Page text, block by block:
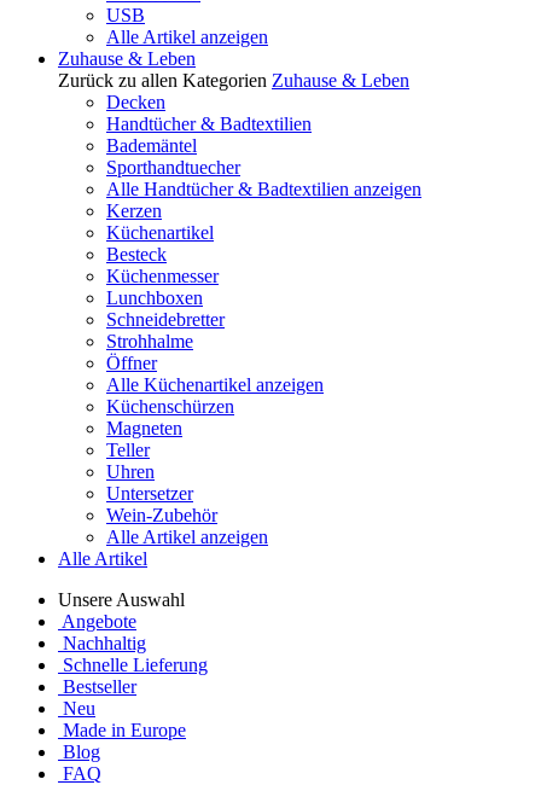
USB
Alle Artikel anzeigen
Zuhause & Leben
Zurück zu allen Kategorien Zuhause & Leben
Decken
Handtücher & Badtextilien
Bademäntel
Sporthandtuecher
Alle Handtücher & Badtextilien anzeigen
Kerzen
Küchenartikel
Besteck
Küchenmesser
Lunchboxen
Schneidebretter
Strohhalme
Öffner
Alle Küchenartikel anzeigen
Küchenschürzen
Magneten
Teller
Uhren
Untersetzer
Wein-Zubehör
Alle Artikel anzeigen
Alle Artikel
Unsere Auswahl
Angebote
Nachhaltig
Schnelle Lieferung
Bestseller
Neu
Made in Europe
Blog
FAQ